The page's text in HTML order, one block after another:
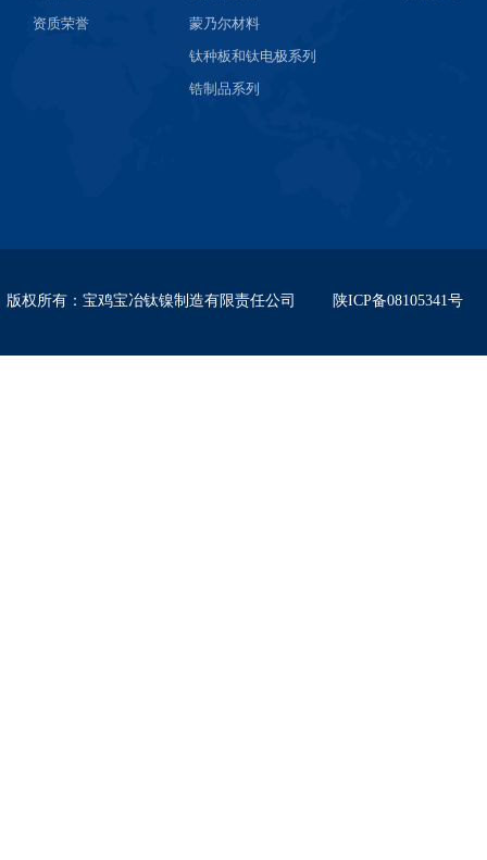
资质荣誉
蒙乃尔材料
钛种板和钛电极系列
锆制品系列
版权所有 ： 宝鸡宝冶钛镍制造有限责任公司 陕ICP备08105341号